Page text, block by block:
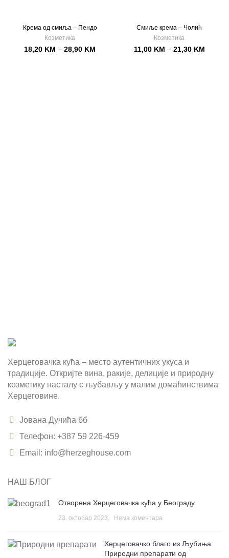
Крема од смиља – Пендо
Козметика
18,20 KM – 28,90 KM
Смиље крема – Чолић
Козметика
11,00 KM – 21,30 KM
Херцеговачка кућа – место аутентичних укуса и
традиције. Откријте вина, ракије, делиције и природну
козметику насталу с љубављу у малим домаћинствима
Херцеговине.
Јована Дучића бб
Телефон: +387 59 226-459
Email: info@herzeghouse.com
НАШ БЛОГ
Отворена Херцеговачка кућа у Београду
23. октобар 2023. Нема коментара
Херцеговачко благо из Љубиња:
Природни препарати од